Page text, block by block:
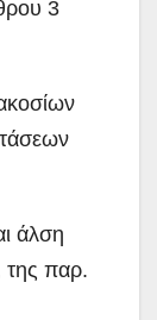
3
άλση
της παρ.